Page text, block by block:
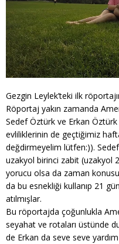
Gezgin Leylek’teki ilk
Röportaj yakın zamanda
Sedef Öztürk ve Erkan Öztürk
evliliklerinin de geçtiğimiz
değdirmeyelim lütfen:)).
uzakyol birinci zabit (uzakyol
yorucu olsa da zaman
da bu esnekliği kullanıp 21
atılmışlar.
Bu röportajda çoğunlukla
seyahat ve rotaları üstünde
de Erkan da seve seve